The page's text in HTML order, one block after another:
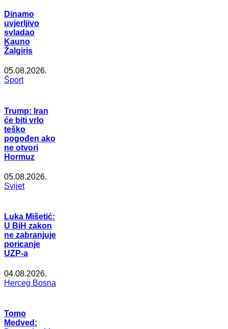
Dinamo
uvjerljivo
svladao
Kauno
Žalgiris
05.08.2026.
Šport
Trump: Iran
će biti vrlo
teško
pogođen ako
ne otvori
Hormuz
05.08.2026.
Svijet
Luka Mišetić:
U BiH zakon
ne zabranjuje
poricanje
UZP-a
04.08.2026.
Herceg Bosna
Tomo
Medved: